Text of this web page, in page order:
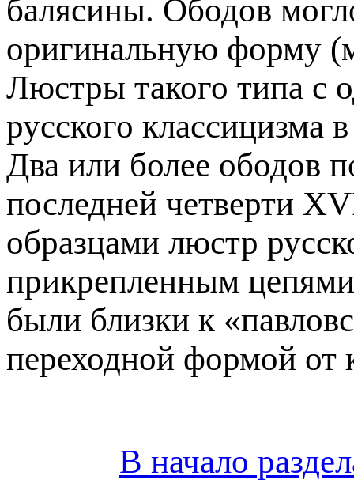
балясины. Ободов
оригинальную форму
Люстры такого типа с
русского классицизма
Два или более ободов
последней четверти
образцами люстр
прикрепленным
были близки к
переходной формой от
В начало